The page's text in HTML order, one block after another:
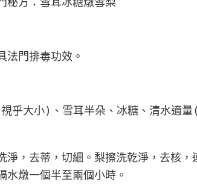
法門排毒功效。
乎大小)、雪耳半朵、冰糖、清水適量
淨，去蒂，切細。梨擦洗乾淨，去核，
水燉一個半至兩個小時。